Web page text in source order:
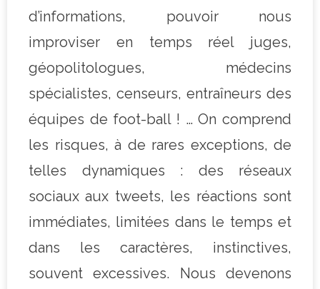
d’informations, pouvoir nous
improviser en temps réel juges,
géopolitologues, médecins
spécialistes, censeurs, entraîneurs des
équipes de foot-ball ! … On comprend
les risques, à de rares exceptions, de
telles dynamiques : des réseaux
sociaux aux tweets, les réactions sont
immédiates, limitées dans le temps et
dans les caractères, instinctives,
souvent excessives. Nous devenons